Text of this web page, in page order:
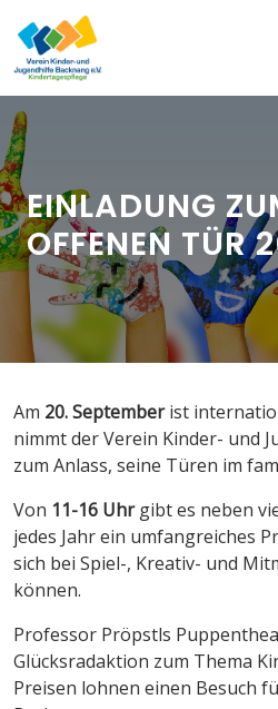
EINLADUNG
OFFENEN
Am 20. Septemberist
nimmt der Verein Kinder- und
zum Anlass, seine Türen im
Von 11-16 Uhrgibt es neben
jedes Jahr ein umfangreiches
sich bei Spiel-, Kreativ- und
können.
Professor Pröpstls
Glücksradaktion zum Thema
Preisen lohnen einen Besuch